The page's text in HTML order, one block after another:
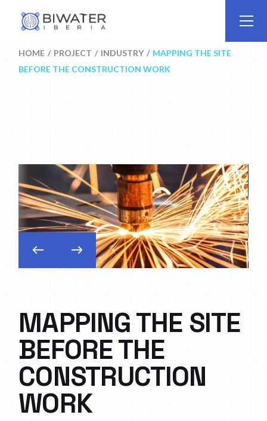
HOME PROJECT INDUSTRY
MAPPING THE SITE
BEFORE THE CONSTRUCTION WORK
MAPPING THE SITE
BEFORE THE
CONSTRUCTION
WORK